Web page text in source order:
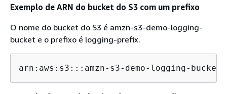
Exemplo de ARN do bucket do S3 com um prefixo
O nome do bucket do S3 é amzn-s3-demo-logging-
bucket e o prefixo é logging-prefix.
arn:aws:s3:::amzn-s3-demo-logging-